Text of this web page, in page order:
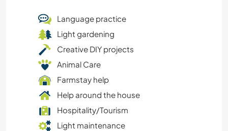
Language practice
Light gardening
Creative DIY projects
Animal Care
Farmstay help
Help around the house
Hospitality/Tourism
Light maintenance